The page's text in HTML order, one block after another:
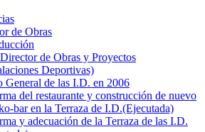
de Obras
de Obras y Proyectos
Deportivas)
General de las I.D. en 2006
del restaurante y construcción de nuevo
bar en la Terraza de I.D.(Ejecutada)
y adecuación de la Terraza de las I.D.